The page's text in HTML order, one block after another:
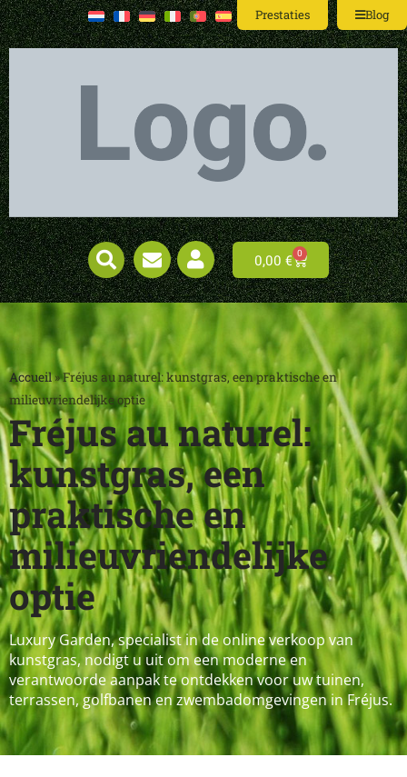
Prestaties Blog
0,00 € 0
Accueil»Fréjus au naturel: kunstgras, een praktische en
milieuvriendelijke optie
Fréjus au naturel:
kunstgras, een
praktische en
milieuvriendelijke
optie
Luxury Garden, specialist in de online verkoop van
kunstgras, nodigt u uit om een moderne en
verantwoorde aanpak te ontdekken voor uw tuinen,
terrassen, golfbanen en zwembadomgevingen in Fréjus.